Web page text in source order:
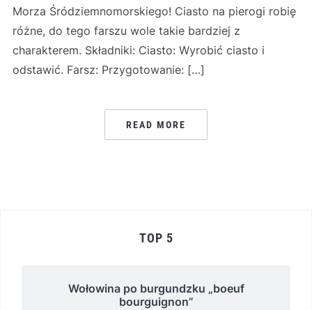
Morza Śródziemnomorskiego! Ciasto na pierogi robię
różne, do tego farszu wole takie bardziej z
charakterem. Składniki: Ciasto: Wyrobić ciasto i
odstawić. Farsz: Przygotowanie: […]
READ MORE
TOP 5
Wołowina po burgundzku „boeuf
bourguignon”